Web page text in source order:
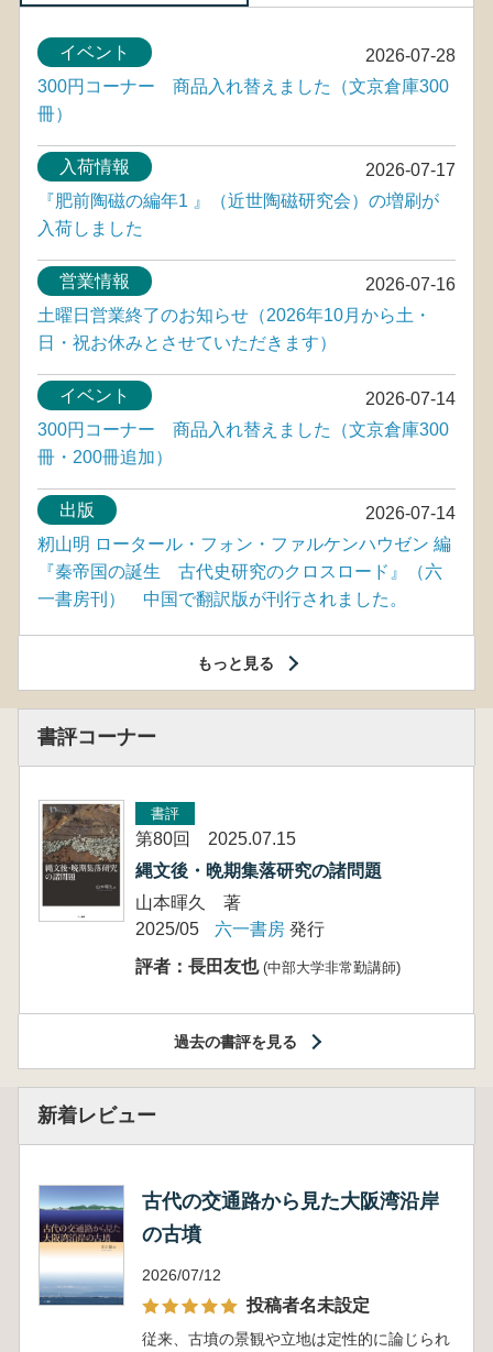
2026-07-28
イベント
300円コーナー 商品入れ替えました（文京倉庫300
冊）
2026-07-17
入荷情報
『肥前陶磁の編年1 』（近世陶磁研究会）の増刷が
入荷しました
2026-07-16
営業情報
土曜日営業終了のお知らせ（2026年10月から土・
日・祝お休みとさせていただきます）
2026-07-14
イベント
300円コーナー 商品入れ替えました（文京倉庫300
冊・200冊追加）
2026-07-14
出版
籾山明 ロータール・フォン・ファルケンハウゼン 編
『秦帝国の誕生 古代史研究のクロスロード』（六
一書房刊） 中国で翻訳版が刊行されました。
もっと見る
書評コーナー
書評
第80回 2025.07.15
縄文後・晩期集落研究の諸問題
山本暉久 著
2025/05
六一書房 発行
評者：長田友也 (中部大学非常勤講師)
過去の書評を見る
新着レビュー
古代の交通路から見た大阪湾沿岸
の古墳
2026/07/12
投稿者名未設定
従来、古墳の景観や立地は定性的に論じられ